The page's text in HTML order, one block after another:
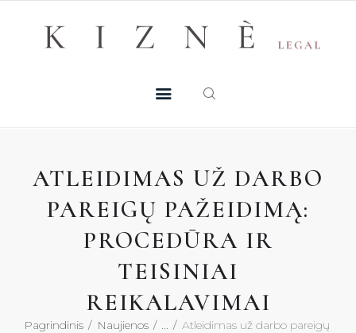
ATLEIDIMAS UŽ DARBO
PAREIGŲ PAŽEIDIMĄ:
PROCEDŪRA IR
TEISINIAI
REIKALAVIMAI
Pagrindinis Naujienos Atleidimas už darbo pareigų
MŪSŲ TALENTAI
KONTAKTAI
KONSULTACIJA
Registruotis konsultacijai